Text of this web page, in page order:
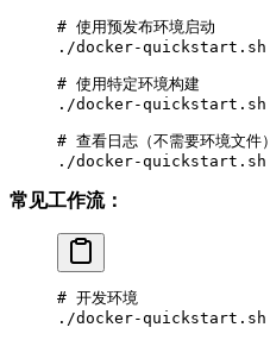
# 使用预发布环境启动
./docker-quickstart.sh
# 使用特定环境构建
./docker-quickstart.sh
# 查看日志（不需要环境文件）
./docker-quickstart.sh
常见工作流：
# 开发环境
./docker-quickstart.sh